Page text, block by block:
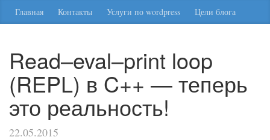
Главная Контакты Услуги по wordpress Цели блога
Read–eval–print loop
(REPL) в C++ — теперь
это реальность!
22.05.2015